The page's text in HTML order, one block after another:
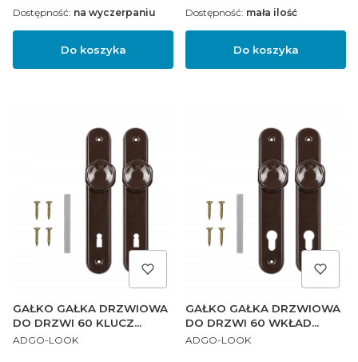
Do koszyka
Dostępność: na wyczerpaniu
Do koszyka
Dostępność: mała ilość
GAŁKO GAŁKA DRZWIOWA
DO DRZWI 60 KLUCZ
BRĄZOWA PL
PRODUCENT
ADGO-LOOK
GAŁKO GAŁKA DRZWIOWA
DO DRZWI 60 WKŁAD
BRĄZOWA PL
PRODUCENT
ADGO-LOOK